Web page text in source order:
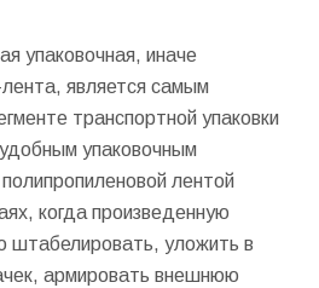
упаковочная, иначе
является самым
транспортной упаковки
упаковочным
лентой
когда произведенную
штабелировать, уложить в
армировать внешнюю